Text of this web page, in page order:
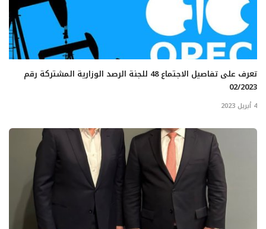
تعرف على تفاصيل الاجتماع 48 للجنة الرصد الوزارية المشتركة رقم
02/2023
4 أبريل 2023